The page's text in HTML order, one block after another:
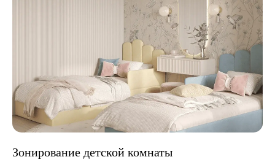
Зонирование детской комнаты